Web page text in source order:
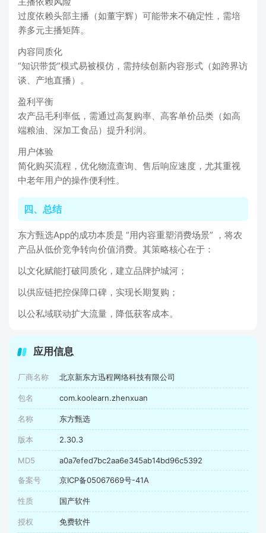
过度依赖头部主播（如董宇辉）可能带来不确定性，需培
养多元主播矩阵。
内容同质化
“知识带货”模式易被模仿，需持续创新内容形式（如跨界访
谈、产地直播）。
盈利平衡
农产品毛利率低，需通过高复购率、高客单价品类（如高
端粮油、深加工食品）提升利润。
用户体验
简化购买流程，优化物流查询、售后响应速度，尤其重视
中老年用户的操作便利性。
四、总结
东方甄选App的成功本质是 “用内容重塑消费场景” ，将农
产品从低价竞争转向价值消费。其策略核心在于：
以文化赋能打破同质化，建立品牌护城河；
以供应链把控保障口碑，实现长期复购；
以公私域联动扩大流量，降低获客成本。
应用信息
厂商名称 北京新东方迅程网络科技有限公司
包名 com.koolearn.zhenxuan
名称 东方甄选
版本 2.30.3
MD5 a0a7efed7bc2aa6e345ab14bd96c5392
备案号 京ICP备05067669号-41A
性质 国产软件
授权 免费软件